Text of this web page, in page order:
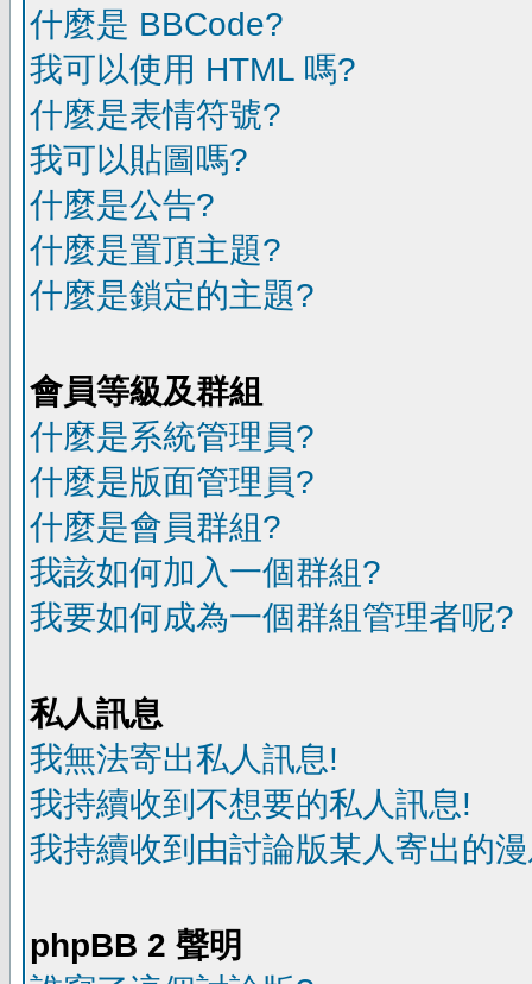
什麼是 BBCode?
我可以使用 HTML 嗎?
什麼是表情符號?
我可以貼圖嗎?
什麼是公告?
什麼是置頂主題?
什麼是鎖定的主題?
會員等級及群組
什麼是系統管理員?
什麼是版面管理員?
什麼是會員群組?
我該如何加入一個群組?
我要如何成為一個群組管理者呢?
私人訊息
我無法寄出私人訊息!
我持續收到不想要的私人訊息!
我持續收到由討論版某人寄出的
phpBB 2 聲明